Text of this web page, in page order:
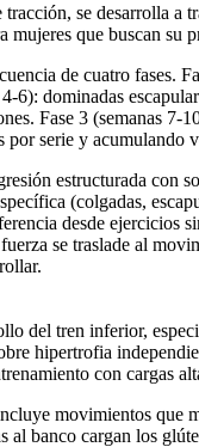
se desarrolla a
mujeres que buscan su
de cuatro fases.
6): dominadas
Fase 3 (semanas
serie y acumulando
estructurada con
(colgadas,
desde ejercicios
se traslade al
del tren inferior,
hipertrofia
con cargas
movimientos que
banco cargan los